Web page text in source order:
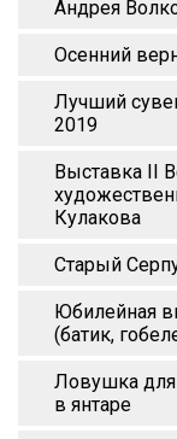
Андрея
Осенний
Лучший
2019
Выставка II
Кулакова
Старый
Юбилейная
(батик,
Ловушка
в янтаре